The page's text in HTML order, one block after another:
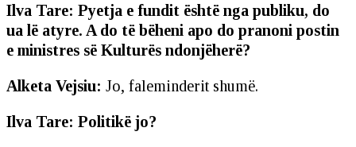
Ilva Tare: Pyetja e fundit është nga publiku, do
ua lë atyre. A do të bëheni apo do pranoni postin
e ministres së Kulturës ndonjëherë?
Alketa Vejsiu: Jo, faleminderit shumë.
Ilva Tare: Politikë jo?